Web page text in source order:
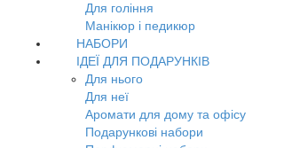
Для гоління
Манікюр і педикюр
НАБОРИ
ІДЕЇ ДЛЯ ПОДАРУНКІВ
Для нього
Для неї
Аромати для дому та офісу
Подарункові набори